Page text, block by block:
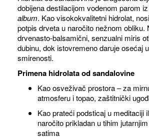
dobijena destilacijom vodenom parom
album. Kao visokokvalitetni hidrolat,
potpis drveta u naročito nežnom obliku.
drvenasto-balsamični, senzualni miris
dubinu, dok istovremeno daruje osećaj
smirenosti.
Primena hidrolata od sandalovine
Kao osveživač prostora – za
atmosferu i topao, zaštitnički
Kao prateći podsticaj u meditaciji
naročito prikladan u tihim
satima